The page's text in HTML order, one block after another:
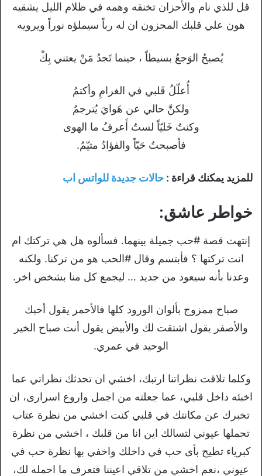
قل للذي نام والأحزان تخنقه وهمه في ظلام الليل يشقيه
هون علي قلبك المحزون ان له رباً سيملؤه نوراً ويرويه
يُصبحُ الوَجعُ بسيطاً ، حينما تَجدُ مَنْ يعتني بِكْ
أُعلّلُ قَلبي في الغرامِ وأكتمُ
ولكنَّ حالي عن هَوايَ يُترجمُ
وكنتُ خَليّاً لستُ أَعرفُ ما الهوى
فأصبحتُ حَيّاً والفؤادُ متيّمُ.
للمزيد يمكنك قراءة : حالات جديدة للواتس اب
خواطر عاشق:
إنتهت قصة #حب جميلة بينهما. فسألوه هل هي تركتك ام
انت تركتها ؟ فأبتسم وقال #الحب هو من تركنا. ولكنه
وعدنا بأنه سيعود من جديد … ليجمع كل منا بشخص اخر.
صباح ممزوج بألوان الورود كلها فالأحمر يقول أحبك
والأصفر يقول اشتقت لك والأبيض يقول أنت صباح الخير
الوحيد في عمري.
وكلما تلاقت نظراتنا ارتبك، اخشي ان تحدثك نظراتي عما
اخبئه داخل قلبي، عما جعلته من اجمل واروع اسرارى، ان
تخبرك عن مكانتك في قلبي كنت اخشي من نظرة عتاب
تحملها عيوني لتسالك اين انا من قلبك ، اخشي من نظرة
كبرياء تطيح بأى حب في داخلك واخفي بها نظرة حب في
عيوني ،نعم اخشي من تلاقي اعيننا فتعرف ما احمله لك،